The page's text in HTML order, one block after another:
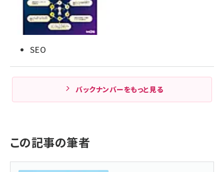
SEO
バックナンバーをもっと見る
この記事の筆者